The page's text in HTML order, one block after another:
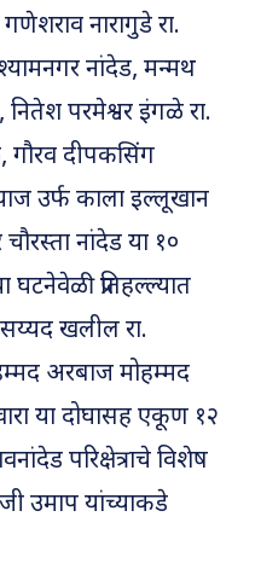
नारागुडे रा.
नांदेड, मन्मथ
परमेश्वर इंगळे रा.
गौरव दीपकसिंग
उर्फ काला इल्लूखान
नांदेड या १०
प्रतिहल्ल्यात
खलील रा.
अरबाज मोहम्मद
या दोघासह एकूण १२
परिक्षेत्राचे विशेष
उमाप यांच्याकडे